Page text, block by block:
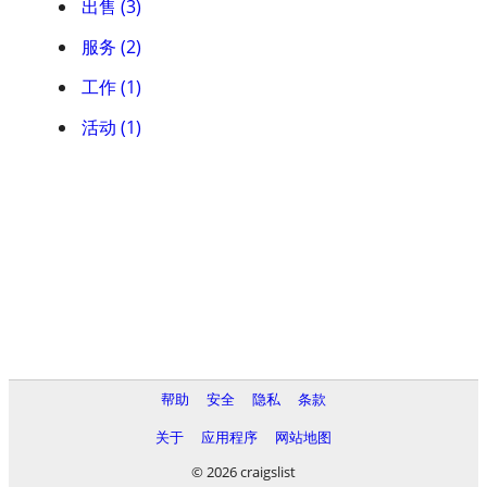
出售 (3)
服务 (2)
工作 (1)
活动 (1)
帮助 安全 隐私
条款
关于
应用程序
网站地图
© 2026 craigslist